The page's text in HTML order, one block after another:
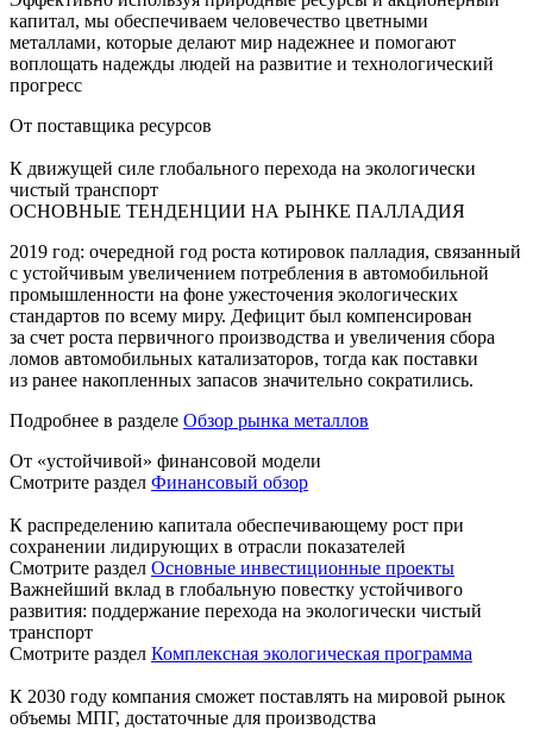
капитал, мы обеспечиваем человечество цветными
металлами, которые делают мир надежнее и помогают
воплощать надежды людей на развитие и технологический
прогресс
От поставщика ресурсов
К движущей силе глобального перехода на экологически
чистый транспорт
ОСНОВНЫЕ ТЕНДЕНЦИИ НА РЫНКЕ ПАЛЛАДИЯ
2019 год: очередной год роста котировок палладия, связанный
с устойчивым увеличением потребления в автомобильной
промышленности на фоне ужесточения экологических
стандартов по всему миру. Дефицит был компенсирован
за счет роста первичного производства и увеличения сбора
ломов автомобильных катализаторов, тогда как поставки
из ранее накопленных запасов значительно сократились.
Подробнее в разделе Обзор рынка металлов
От «устойчивой» финансовой модели
Смотрите раздел Финансовый обзор
К распределению капитала обеспечивающему рост при
сохранении лидирующих в отрасли показателей
Смотрите раздел Основные инвестиционные проекты
Важнейший вклад в глобальную повестку устойчивого
развития: поддержание перехода на экологически чистый
транспорт
Смотрите раздел Комплексная экологическая программа
К 2030 году компания сможет поставлять на мировой рынок
объемы МПГ, достаточные для производства